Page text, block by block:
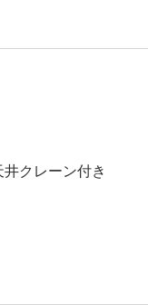
井クレーン付き